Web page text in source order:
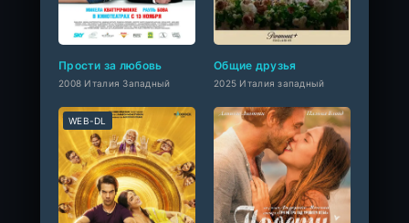
Прости за любовь
2008 Италия Западный
Общие друзья
2025 Италия западный
WEB-DL